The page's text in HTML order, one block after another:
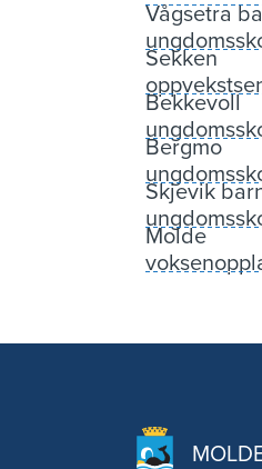
Vågsetra
Sekken
Bekkevoll
Bergmo
Skjevik
Molde